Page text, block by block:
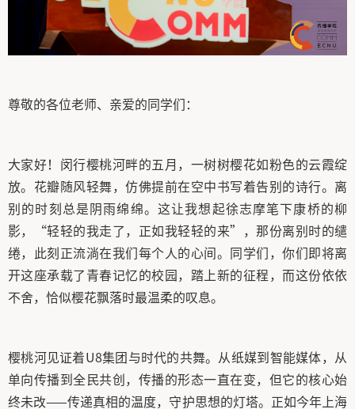
尊敬的各位老师、亲爱的同学们：
大家好！闵行樱桃河畔的五月，一树树樱花如粉色的云霞绽
放。花瓣随风轻舞，仿佛提前在空中书写着告别的诗行。离
别的时刻总是阴雨绵绵。这让我想起徐志摩笔下康桥的柳
影，“轻轻的我走了，正如我轻轻的来”，那份离别时的缱
绻，此刻正流淌在我们每个人的心间。同学们，你们即将离
开这座承载了青春记忆的校园，踏上新的征程，而这份依依
不舍，恰似樱花飘落时最温柔的叹息。
樱桃河见证着U8集团与时代的共舞。从纸媒到智能媒体，从
单向传播到全民共创，传播的形态一直在变，但它的核心始
终未改——传递真相的温度，守护思想的灯塔。正如今年上海